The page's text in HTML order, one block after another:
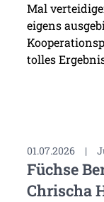
Mal
eigens
tolles
01.07.2026 |
Füchse
Chrischa